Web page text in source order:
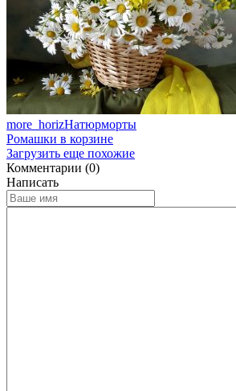
more_horizНатюрморты
Ромашки в корзине
Загрузить еще похожие
Комментарии (0)
Написать